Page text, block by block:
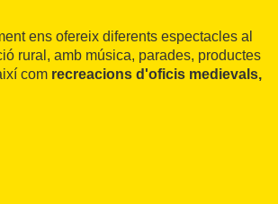
ens ofereix diferents espectacles al
rural, amb música, parades, productes
com recreacions d'oficis medievals,